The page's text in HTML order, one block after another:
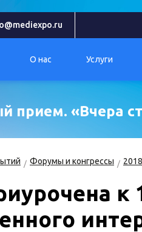
О нас Услуги
прием. «Вчера
Форумы и конгрессы 2018